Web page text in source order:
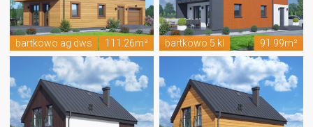
bartkowo ag dws 111.26m² bartkowo 5 kl 91.99m²